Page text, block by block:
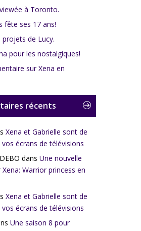
à Toronto.
fête ses 17 ans!
projets de Lucy.
pour les nostalgiques!
sur Xena en
récents
Xena et Gabrielle sont de
écrans de télévisions
dans Une nouvelle
Warrior princess en
Xena et Gabrielle sont de
écrans de télévisions
Une saison 8 pour